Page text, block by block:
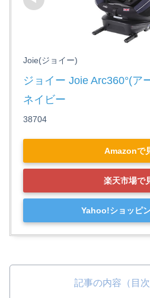
Joie(ジョイー)
ジョイー Joie Arc360°(ア
ネイビー
38704
Amazonで
楽天市場で
Yahoo!ショッピ
記事の内容（目次